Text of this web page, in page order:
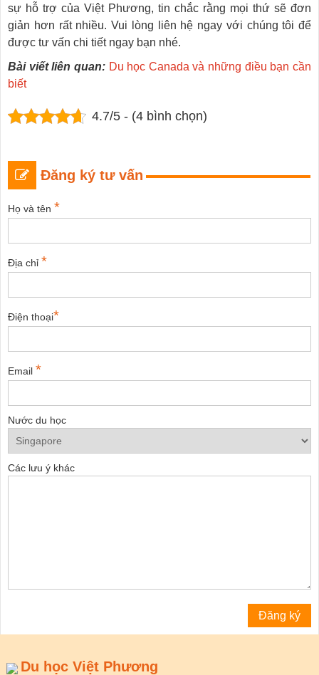
sự hỗ trợ của Việt Phương, tin chắc rằng mọi thứ sẽ đơn
giản hơn rất nhiều. Vui lòng liên hệ ngay với chúng tôi để
được tư vấn chi tiết ngay bạn nhé.
Bài viết liên quan: Du học Canada và những điều bạn cần
biết
4.7/5 - (4 bình chọn)
Đăng ký tư vấn
Họ và tên *
Địa chỉ *
Điện thoại*
Email *
Nước du học
Các lưu ý khác
Du học Việt Phương